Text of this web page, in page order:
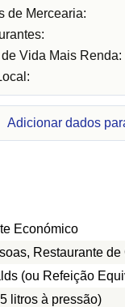
de Mercearia:
Vida Mais Renda:
Adicionar dados
Económico
Restaurante
(ou Refeição
litros à pressão)